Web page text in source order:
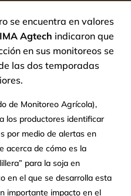
se encuentra en valores
Agtech indicaron que
en sus monitoreos se
las dos temporadas
de Monitoreo Agrícola),
los productores identificar
por medio de alertas en
acerca de cómo es la
para la soja en
en el que se desarrolla esta
importante impacto en el